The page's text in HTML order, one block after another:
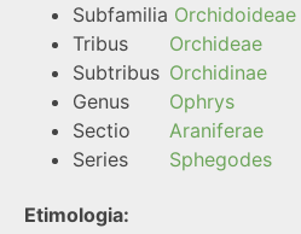
Subfamilia Orchidoideae
Tribus
Orchideae
Subtribus Orchidinae
Genus
Ophrys
Sectio
Araniferae
Series
Sphegodes
Etimologia: